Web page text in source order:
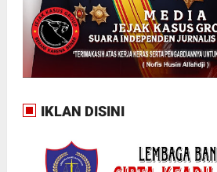
IKLAN DISINI